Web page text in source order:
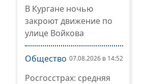
В Кургане ночью
закроют движение по
улице Войкова
Общество 07.08.2026 в 14:52
Росгосстрах: средняя